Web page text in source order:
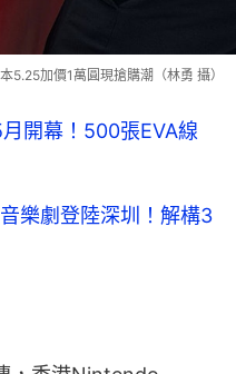
加價1萬圓現搶購潮（林勇 攝）
開幕！500張EVA線
樂劇登陸深圳！解構3